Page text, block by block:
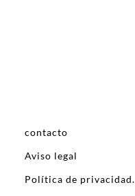
contacto
Aviso legal
Política de privacidad.